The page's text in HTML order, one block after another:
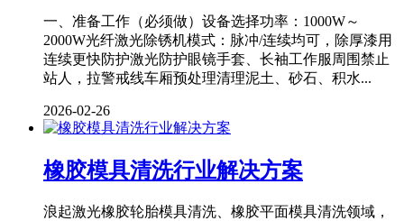
一、准备工作（必须做）设备选择功率：1000W～
2000W光纤激光除锈机模式：脉冲/连续均可，除厚漆用
连续更快防护激光防护眼镜手套、长袖工作服周围禁止
站人，拉警戒线车厢预处理清理泥土、砂石、积水...
2026-02-26
橡胶模具清洗行业解决方案
浪起激光橡胶轮胎模具清洗、橡胶平面模具清洗领域，